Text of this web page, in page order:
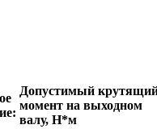
Допустимый
момент на выходном
валу, Н*м